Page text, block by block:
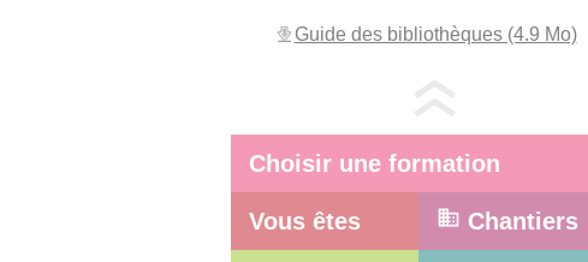
Guide des bibliothèques (4.9 Mo)
Choisir une formation
Vous êtes Chantiers